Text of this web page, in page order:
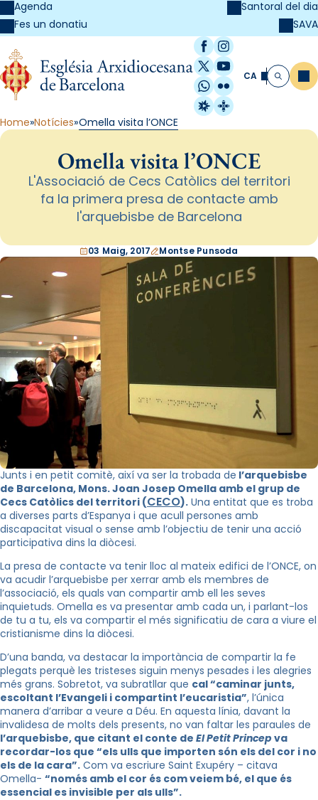
Agenda
Fes un donatiu
Santoral del dia
SAVA
Facebook
Instagram
X / Twitter
YouTube
WhatsApp
Flickr
Radio Estel
Catalunya
CA Cerca
Home Notícies Omella visita l’ONCE
Omella visita l’ONCE
L'Associació de Cecs Catòlics del territori
fa la primera presa de contacte amb
l'arquebisbe de Barcelona
03 Maig, 2017 Montse Punsoda
Junts i en petit comitè, així va ser la trobada de l’arquebisbe
de Barcelona, Mons. Joan Josep Omella amb el grup de
Cecs Catòlics del territori (CECO). Una entitat que es troba
a diverses parts d’Espanya i que acull persones amb
discapacitat visual o sense amb l’objectiu de tenir una acció
participativa dins la diòcesi.
La presa de contacte va tenir lloc al mateix edifici de l’ONCE, on
va acudir l’arquebisbe per xerrar amb els membres de
l’associació, els quals van compartir amb ell les seves
inquietuds. Omella es va presentar amb cada un, i parlant-los
de tu a tu, els va compartir el més significatiu de cara a viure el
cristianisme dins la diòcesi.
D’una banda, va destacar la importància de compartir la fe
plegats perquè les tristeses siguin menys pesades i les alegries
més grans. Sobretot, va subratllar que cal “caminar junts,
escoltant l’Evangeli i compartint l’eucaristia”, l’única
manera d’arribar a veure a Déu. En aquesta línia, davant la
invalidesa de molts dels presents, no van faltar les paraules de
l’arquebisbe, que citant el conte de El PetitPrincepva
recordar-los que “els ulls que importen són els del cor i no
els de la cara”. Com va escriure Saint Exupéry – citava
Omella- “només amb el cor és com veiem bé, el que és
essencial es invisible per als ulls”.